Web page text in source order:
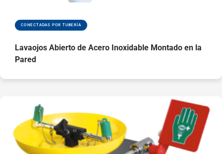
difusores del
Disponibles
chaquetas
retroadaptables
aisladas o
calefactadas
CONECTADAS POR TUBERÍA
Lavaojos Abierto de Acero Inoxidable Montado en la
Pared